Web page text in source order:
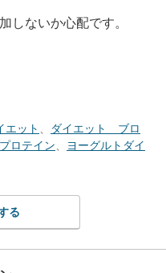
しないか心配です。
エット
ダイエット ブロ
ロテイン
ヨーグルトダイ
る